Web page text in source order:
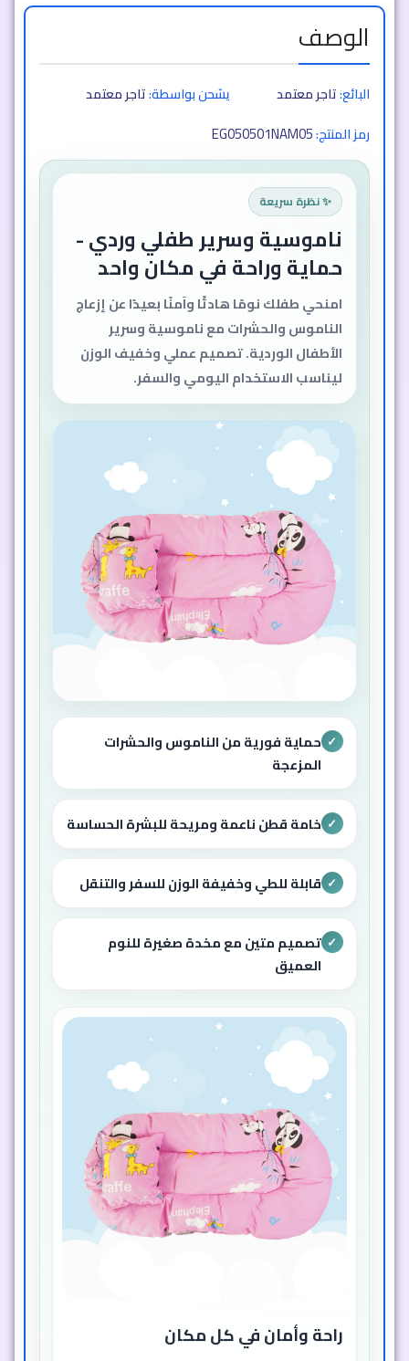
الوصف
البائع:تاجر معتمد يشحن بواسطة:تاجر معتمد
رمز المنتج:EG050501NAM05
✨ نظرة سريعة
ناموسية وسرير طفلي وردي -
حماية وراحة في مكان واحد
امنحي طفلك نومًا هادئًا وآمنًا بعيدًا عن إزعاج
الناموس والحشرات مع ناموسية وسرير
الأطفال الوردية. تصميم عملي وخفيف الوزن
ليناسب الاستخدام اليومي والسفر.
✓ حماية فورية من الناموس والحشرات
المزعجة
✓ خامة قطن ناعمة ومريحة للبشرة الحساسة
✓ قابلة للطي وخفيفة الوزن للسفر والتنقل
✓ تصميم متين مع مخدة صغيرة للنوم
العميق
راحة وأمان في كل مكان